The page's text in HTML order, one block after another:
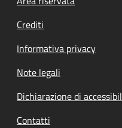
Crediti
Informativa privacy
Note legali
Dichiarazione di
Contatti